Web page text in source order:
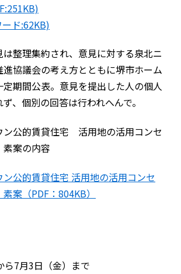
ド:62KB)
整理集約され、意見に対する泉北ニ
進協議会の考え方とともに堺市ホーム
期間公表。意見を提出した人の個人
、個別の回答は行われへんで。
ン公的賃貸住宅 活用地の活用コンセ
素案の内容
公的賃貸住宅 活用地の活用コンセ
案（PDF：804KB）
ら7月3日（金）まで